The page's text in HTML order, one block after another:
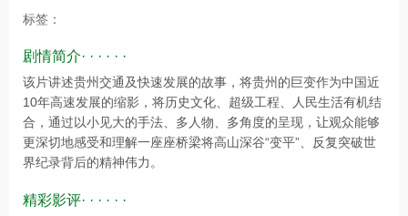
标签：
剧情简介· · · · · ·
该片讲述贵州交通及快速发展的故事，将贵州的巨变作为中国近
10年高速发展的缩影，将历史文化、超级工程、人民生活有机结
合，通过以小见大的手法、多人物、多角度的呈现，让观众能够
更深切地感受和理解一座座桥梁将高山深谷“变平”、反复突破世
界纪录背后的精神伟力。
精彩影评· · · · · ·